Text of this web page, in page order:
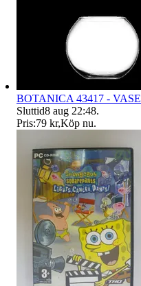
BOTANICA 43417 - VASE
Sluttid8 aug 22:48.
Pris:79 kr,Köp nu.